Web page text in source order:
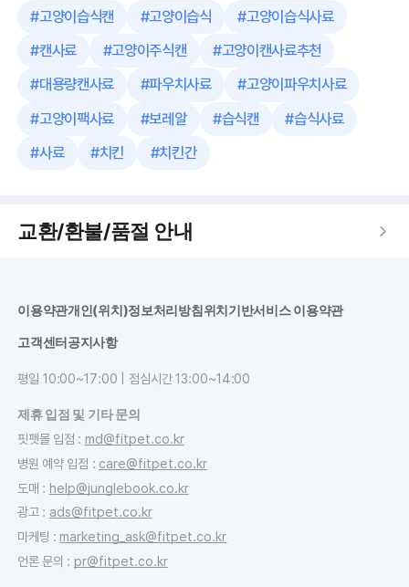
#고양이습식캔 #고양이습식 #고양이습식사료
#캔사료 #고양이주식캔 #고양이캔사료추천
#대용량캔사료 #파우치사료 #고양이파우치사료
#고양이팩사료 #보레알 #습식캔 #습식사료
#사료 #치킨 #치킨간
교환/환불/품절 안내
이용약관개인(위치)정보처리방침위치기반서비스 이용약관
고객센터공지사항
평일 10:00~17:00 | 점심시간 13:00~14:00
제휴 입점 및 기타 문의
핏펫몰 입점 : md@fitpet.co.kr
병원 예약 입점 : care@fitpet.co.kr
도매 : help@junglebook.co.kr
광고: ads@fitpet.co.kr
마케팅 : marketing_ask@fitpet.co.kr
언론 문의 : pr@fitpet.co.kr